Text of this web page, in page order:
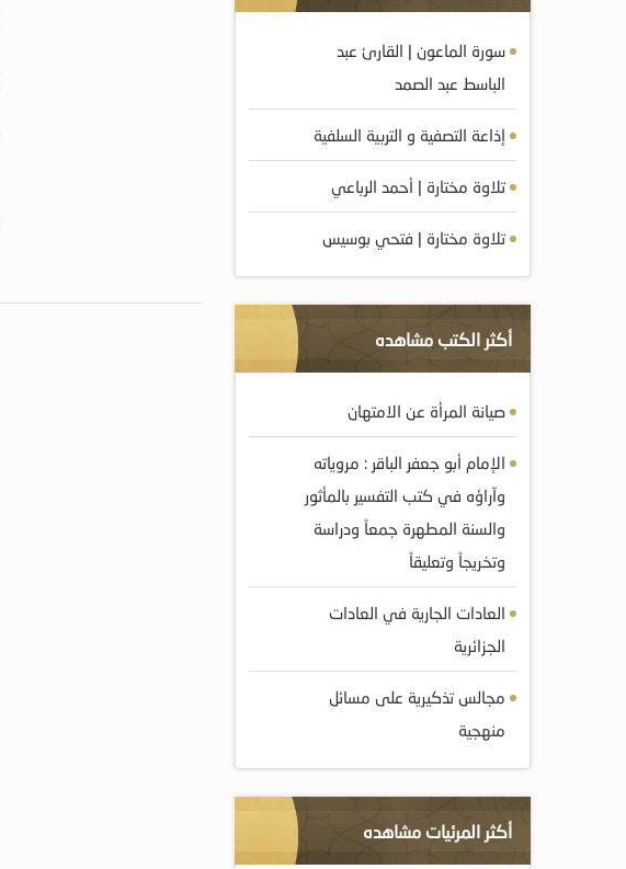
سورة الماعون | القارئ عبد
الباسط عبد الصمد
إذاعة التصفية و التربية السلفية
تلاوة مختارة | أحمد الرباعي
تلاوة مختارة | فتحي بوسيس
أكثر الكتب مشاهده
صيانة المرأة عن الامتهان
الإمام أبو جعفر الباقر : مروياته
وآراؤه في كتب التفسير بالمأثور
والسنة المطهرة جمعاً ودراسة
وتخريجاً وتعليقاً
العادات الجارية في العادات
الجزائرية
مجالس تذكيرية على مسائل
منهجية
أكثر المرئيات مشاهده